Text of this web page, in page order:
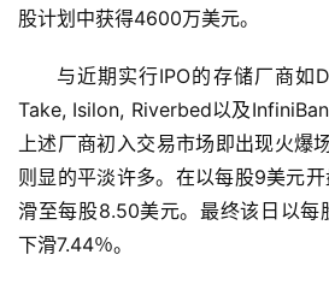
与近期实行IPO的存储厂商如
Take, Isilon, Riverbed以及
上述厂商初入交易市场即出现火爆
则显的平淡许多。在以每股9美元
滑至每股8.50美元。最终该日以